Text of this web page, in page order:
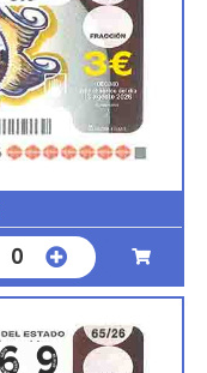
0